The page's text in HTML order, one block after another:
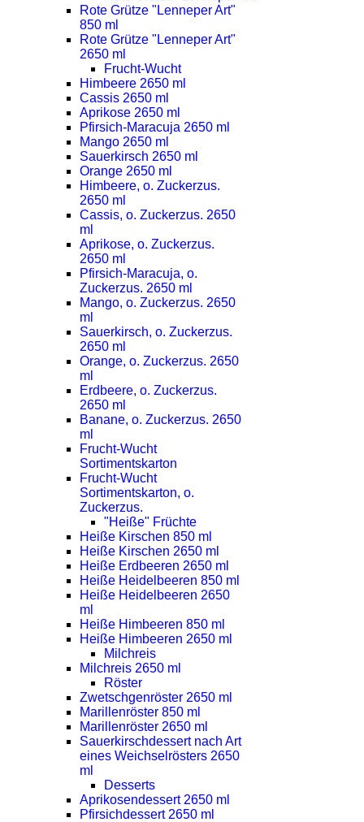
Rote Grütze "Lenneper Art"
850 ml
Rote Grütze "Lenneper Art"
2650 ml
Frucht-Wucht
Himbeere 2650 ml
Cassis 2650 ml
Aprikose 2650 ml
Pfirsich-Maracuja 2650 ml
Mango 2650 ml
Sauerkirsch 2650 ml
Orange 2650 ml
Himbeere, o. Zuckerzus.
2650 ml
Cassis, o. Zuckerzus. 2650
ml
Aprikose, o. Zuckerzus.
2650 ml
Pfirsich-Maracuja, o.
Zuckerzus. 2650 ml
Mango, o. Zuckerzus. 2650
ml
Sauerkirsch, o. Zuckerzus.
2650 ml
Orange, o. Zuckerzus. 2650
ml
Erdbeere, o. Zuckerzus.
2650 ml
Banane, o. Zuckerzus. 2650
ml
Frucht-Wucht
Sortimentskarton
Frucht-Wucht
Sortimentskarton, o.
Zuckerzus.
"Heiße" Früchte
Heiße Kirschen 850 ml
Heiße Kirschen 2650 ml
Heiße Erdbeeren 2650 ml
Heiße Heidelbeeren 850 ml
Heiße Heidelbeeren 2650
ml
Heiße Himbeeren 850 ml
Heiße Himbeeren 2650 ml
Milchreis
Milchreis 2650 ml
Röster
Zwetschgenröster 2650 ml
Marillenröster 850 ml
Marillenröster 2650 ml
Sauerkirschdessert nach Art
eines Weichselrösters 2650
ml
Desserts
Aprikosendessert 2650 ml
Pfirsichdessert 2650 ml